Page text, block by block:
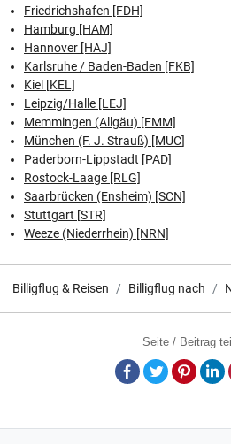
Friedrichshafen [FDH]
Hamburg [HAM]
Hannover [HAJ]
Karlsruhe / Baden-Baden [FKB]
Kiel [KEL]
Leipzig/Halle [LEJ]
Memmingen (Allgäu) [FMM]
München (F. J. Strauß) [MUC]
Paderborn-Lippstadt [PAD]
Rostock-Laage [RLG]
Saarbrücken (Ensheim) [SCN]
Stuttgart [STR]
Weeze (Niederrhein) [NRN]
Billigflug & Reisen Billigflug nach
Seite / Beitrag
Facebook
Twitter